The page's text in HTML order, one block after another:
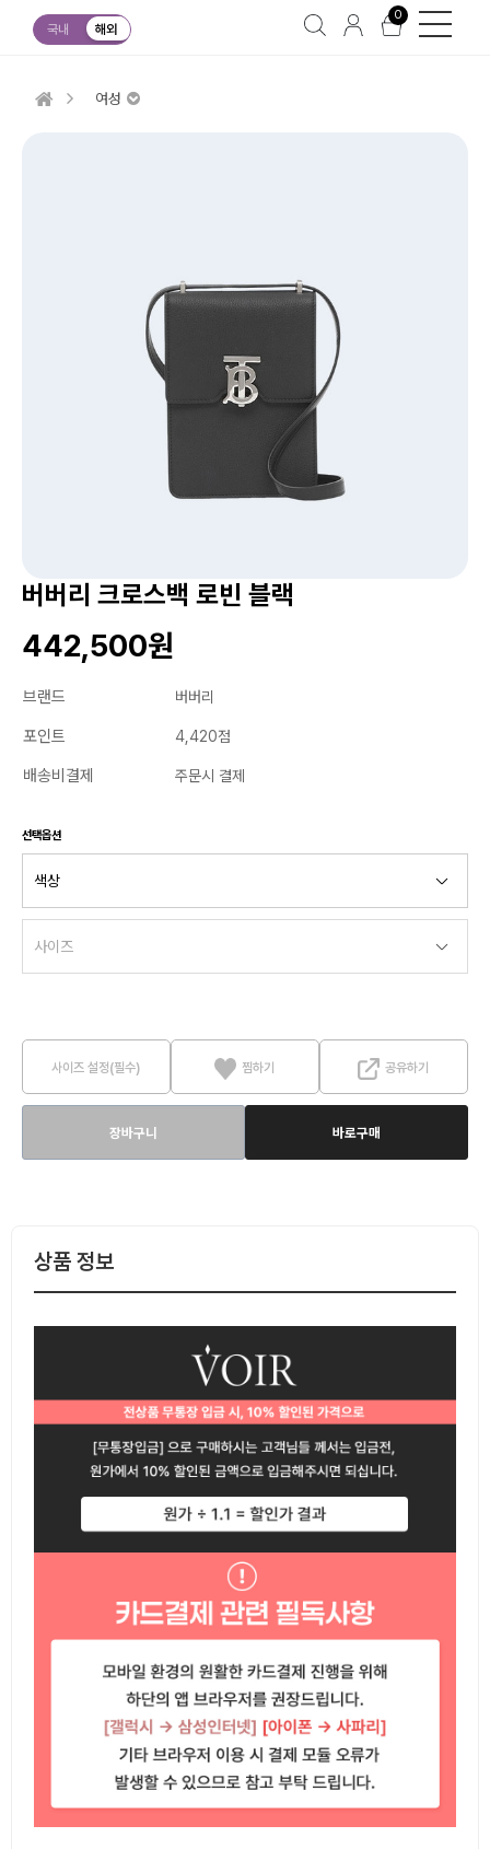
국내 해외
0
여성
버버리 크로스백 로빈 블랙
442,500원
브랜드 버버리
포인트 4,420점
배송비결제 주문시 결제
선택옵션
사이즈 설정(필수) 찜하기 공유하기
장바구니 바로구매
상품 정보